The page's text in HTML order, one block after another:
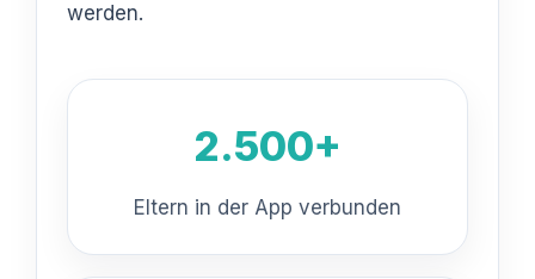
werden.
2.500+
Eltern in der App verbunden